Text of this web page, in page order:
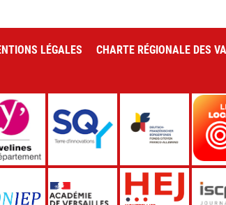
LÉGALES CHARTE RÉGIONALE DES